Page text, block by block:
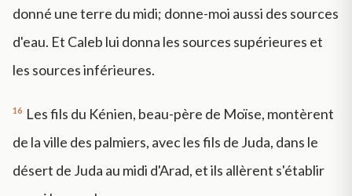
donné une terre du midi; donne-moi aussi des sources
d'eau. Et Caleb lui donna les sources supérieures et
les sources inférieures.
16 Les fils du Kénien, beau-père de Moïse, montèrent
de la ville des palmiers, avec les fils de Juda, dans le
désert de Juda au midi d'Arad, et ils allèrent s'établir